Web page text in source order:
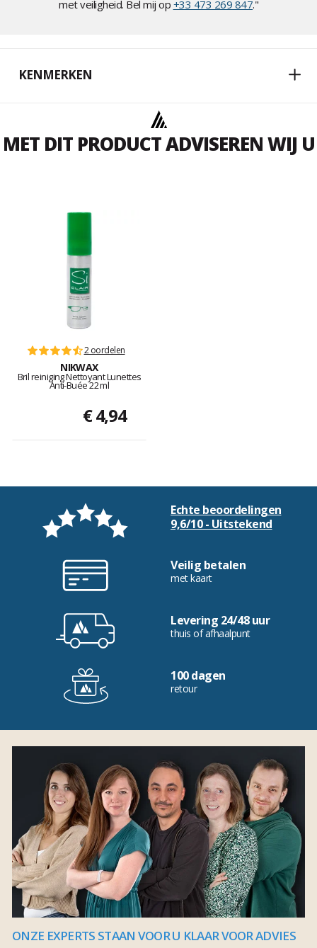
met veiligheid. Bel mij op +33 473 269 847."
KENMERKEN
MET DIT PRODUCT ADVISEREN WIJ U
2 oordelen
NIKWAX
Bril reiniging Nettoyant Lunettes
Anti-Buée 22 ml
€ 4,94
Echte beoordelingen
9,6/10 - Uitstekend
Veilig betalen
met kaart
Levering 24/48 uur
thuis of afhaalpunt
100 dagen
retour
ONZE EXPERTS STAAN VOOR U KLAAR VOOR ADVIES